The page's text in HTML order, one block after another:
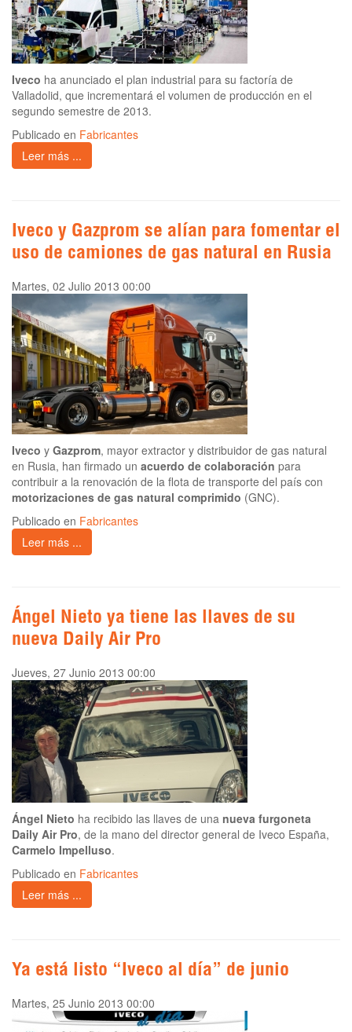
Iveco ha anunciado el plan industrial para su factoría de
Valladolid, que incrementará el volumen de producción en el
segundo semestre de 2013.
Publicado en Fabricantes
Leer más ...
Iveco y Gazprom se alían para fomentar el
uso de camiones de gas natural en Rusia
Martes, 02 Julio 2013 00:00
Iveco y Gazprom, mayor extractor y distribuidor de gas natural
en Rusia, han firmado un acuerdo de colaboración para
contribuir a la renovación de la flota de transporte del país con
motorizaciones de gas natural comprimido (GNC).
Publicado en Fabricantes
Leer más ...
Ángel Nieto ya tiene las llaves de su
nueva Daily Air Pro
Jueves, 27 Junio 2013 00:00
Ángel Nieto ha recibido las llaves de una nueva furgoneta
Daily Air Pro, de la mano del director general de Iveco España,
Carmelo Impelluso.
Publicado en Fabricantes
Leer más ...
Ya está listo “Iveco al día” de junio
Martes, 25 Junio 2013 00:00